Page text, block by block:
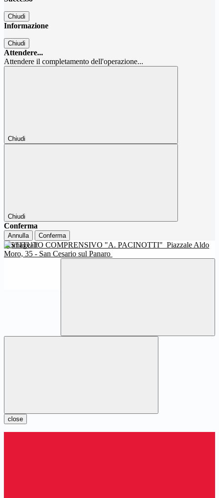
Chiudi
Informazione
Chiudi
Attendere...
Attendere il completamento dell'operazione...
Chiudi
Chiudi
Conferma
Annulla Conferma
ISTITUTO COMPRENSIVO "A. PACINOTTI" Piazzale Aldo
Moro, 35 - San Cesario sul Panaro
close